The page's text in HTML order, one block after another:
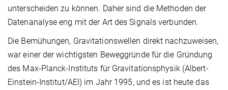
unterscheiden zu können. Daher sind die Methoden der
Datenanalyse eng mit der Art des Signals verbunden.
Die Bemühungen, Gravitationswellen direkt nachzuweisen,
war einer der wichtigsten Beweggründe für die Gründung
des Max-Planck-Instituts für Gravitationsphysik (Albert-
Einstein-Institut/AEI) im Jahr 1995, und es ist heute das